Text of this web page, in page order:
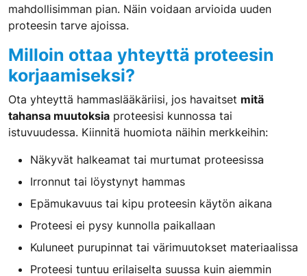
mahdollisimman pian. Näin voidaan arvioida uuden
proteesin tarve ajoissa.
Milloin ottaa yhteyttä proteesin
korjaamiseksi?
Ota yhteyttä hammaslääkäriisi, jos havaitset mitä
tahansa muutoksia proteesisi kunnossa tai
istuvuudessa. Kiinnitä huomiota näihin merkkeihin:
Näkyvät halkeamat tai murtumat proteesissa
Irronnut tai löystynyt hammas
Epämukavuus tai kipu proteesin käytön aikana
Proteesi ei pysy kunnolla paikallaan
Kuluneet purupinnat tai värimuutokset materiaalissa
Proteesi tuntuu erilaiselta suussa kuin aiemmin